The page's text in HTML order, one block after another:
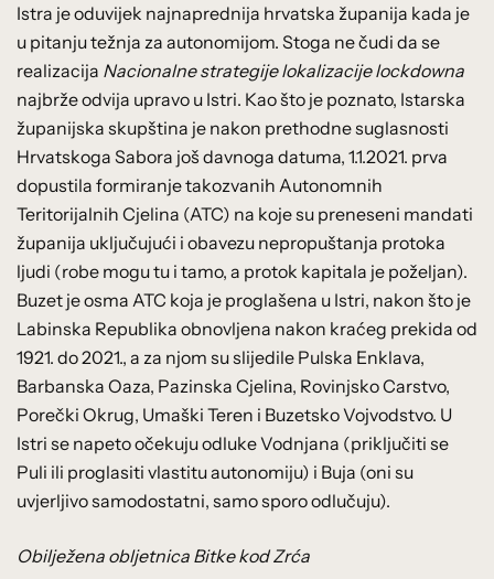
Istra je oduvijek najnaprednija hrvatska županija kada je
u pitanju težnja za autonomijom. Stoga ne čudi da se
realizacija Nacionalne strategije lokalizacije lockdowna
najbrže odvija upravo u Istri. Kao što je poznato, Istarska
županijska skupština je nakon prethodne suglasnosti
Hrvatskoga Sabora još davnoga datuma, 1.1.2021. prva
dopustila formiranje takozvanih Autonomnih
Teritorijalnih Cjelina (ATC) na koje su preneseni mandati
županija uključujući i obavezu nepropuštanja protoka
ljudi (robe mogu tu i tamo, a protok kapitala je poželjan).
Buzet je osma ATC koja je proglašena u Istri, nakon što je
Labinska Republika obnovljena nakon kraćeg prekida od
1921. do 2021., a za njom su slijedile Pulska Enklava,
Barbanska Oaza, Pazinska Cjelina, Rovinjsko Carstvo,
Porečki Okrug, Umaški Teren i Buzetsko Vojvodstvo. U
Istri se napeto očekuju odluke Vodnjana (priključiti se
Puli ili proglasiti vlastitu autonomiju) i Buja (oni su
uvjerljivo samodostatni, samo sporo odlučuju).
Obilježena obljetnica Bitke kod Zrća